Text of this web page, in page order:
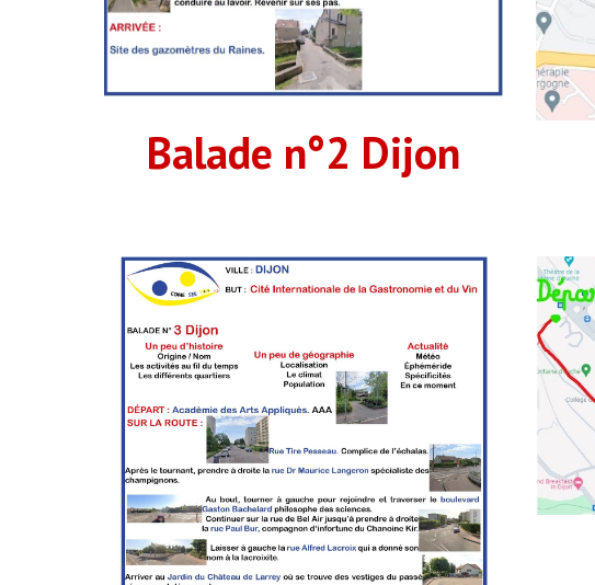
Balade n°2 Dijon